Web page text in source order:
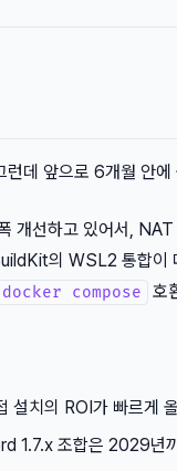
데 앞으로 6개월 안
선하고 있어서,
의 WSL2 통합
docker compose
호
설치의 ROI가 빠르게
조합은 2029년